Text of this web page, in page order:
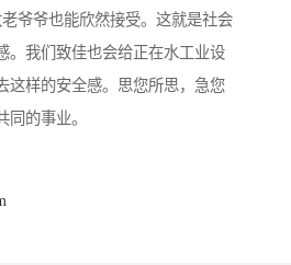
爷爷也能欣然接受。这就是社会
。我们致佳也会给正在水工业设
这样的安全感。思您所思，急您
同的事业。